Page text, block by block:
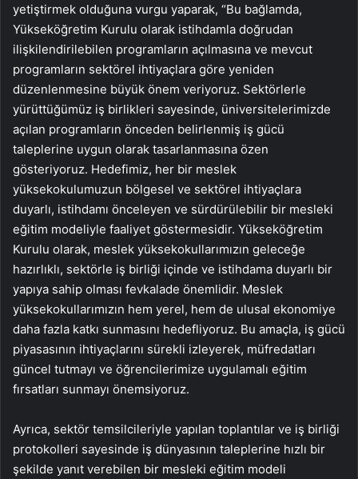
yetiştirmek olduğuna vurgu yaparak, “Bu bağlamda,
Yükseköğretim Kurulu olarak istihdamla doğrudan
ilişkilendirilebilen programların açılmasına ve mevcut
programların sektörel ihtiyaçlara göre yeniden
düzenlenmesine büyük önem veriyoruz. Sektörlerle
yürüttüğümüz iş birlikleri sayesinde, üniversitelerimizde
açılan programların önceden belirlenmiş iş gücü
taleplerine uygun olarak tasarlanmasına özen
gösteriyoruz. Hedefimiz, her bir meslek
yüksekokulumuzun bölgesel ve sektörel ihtiyaçlara
duyarlı, istihdamı önceleyen ve sürdürülebilir bir mesleki
eğitim modeliyle faaliyet göstermesidir. Yükseköğretim
Kurulu olarak, meslek yüksekokullarımızın geleceğe
hazırlıklı, sektörle iş birliği içinde ve istihdama duyarlı bir
yapıya sahip olması fevkalade önemlidir. Meslek
yüksekokullarımızın hem yerel, hem de ulusal ekonomiye
daha fazla katkı sunmasını hedefliyoruz. Bu amaçla, iş gücü
piyasasının ihtiyaçlarını sürekli izleyerek, müfredatları
güncel tutmayı ve öğrencilerimize uygulamalı eğitim
fırsatları sunmayı önemsiyoruz.
Ayrıca, sektör temsilcileriyle yapılan toplantılar ve iş birliği
protokolleri sayesinde iş dünyasının taleplerine hızlı bir
şekilde yanıt verebilen bir mesleki eğitim modeli